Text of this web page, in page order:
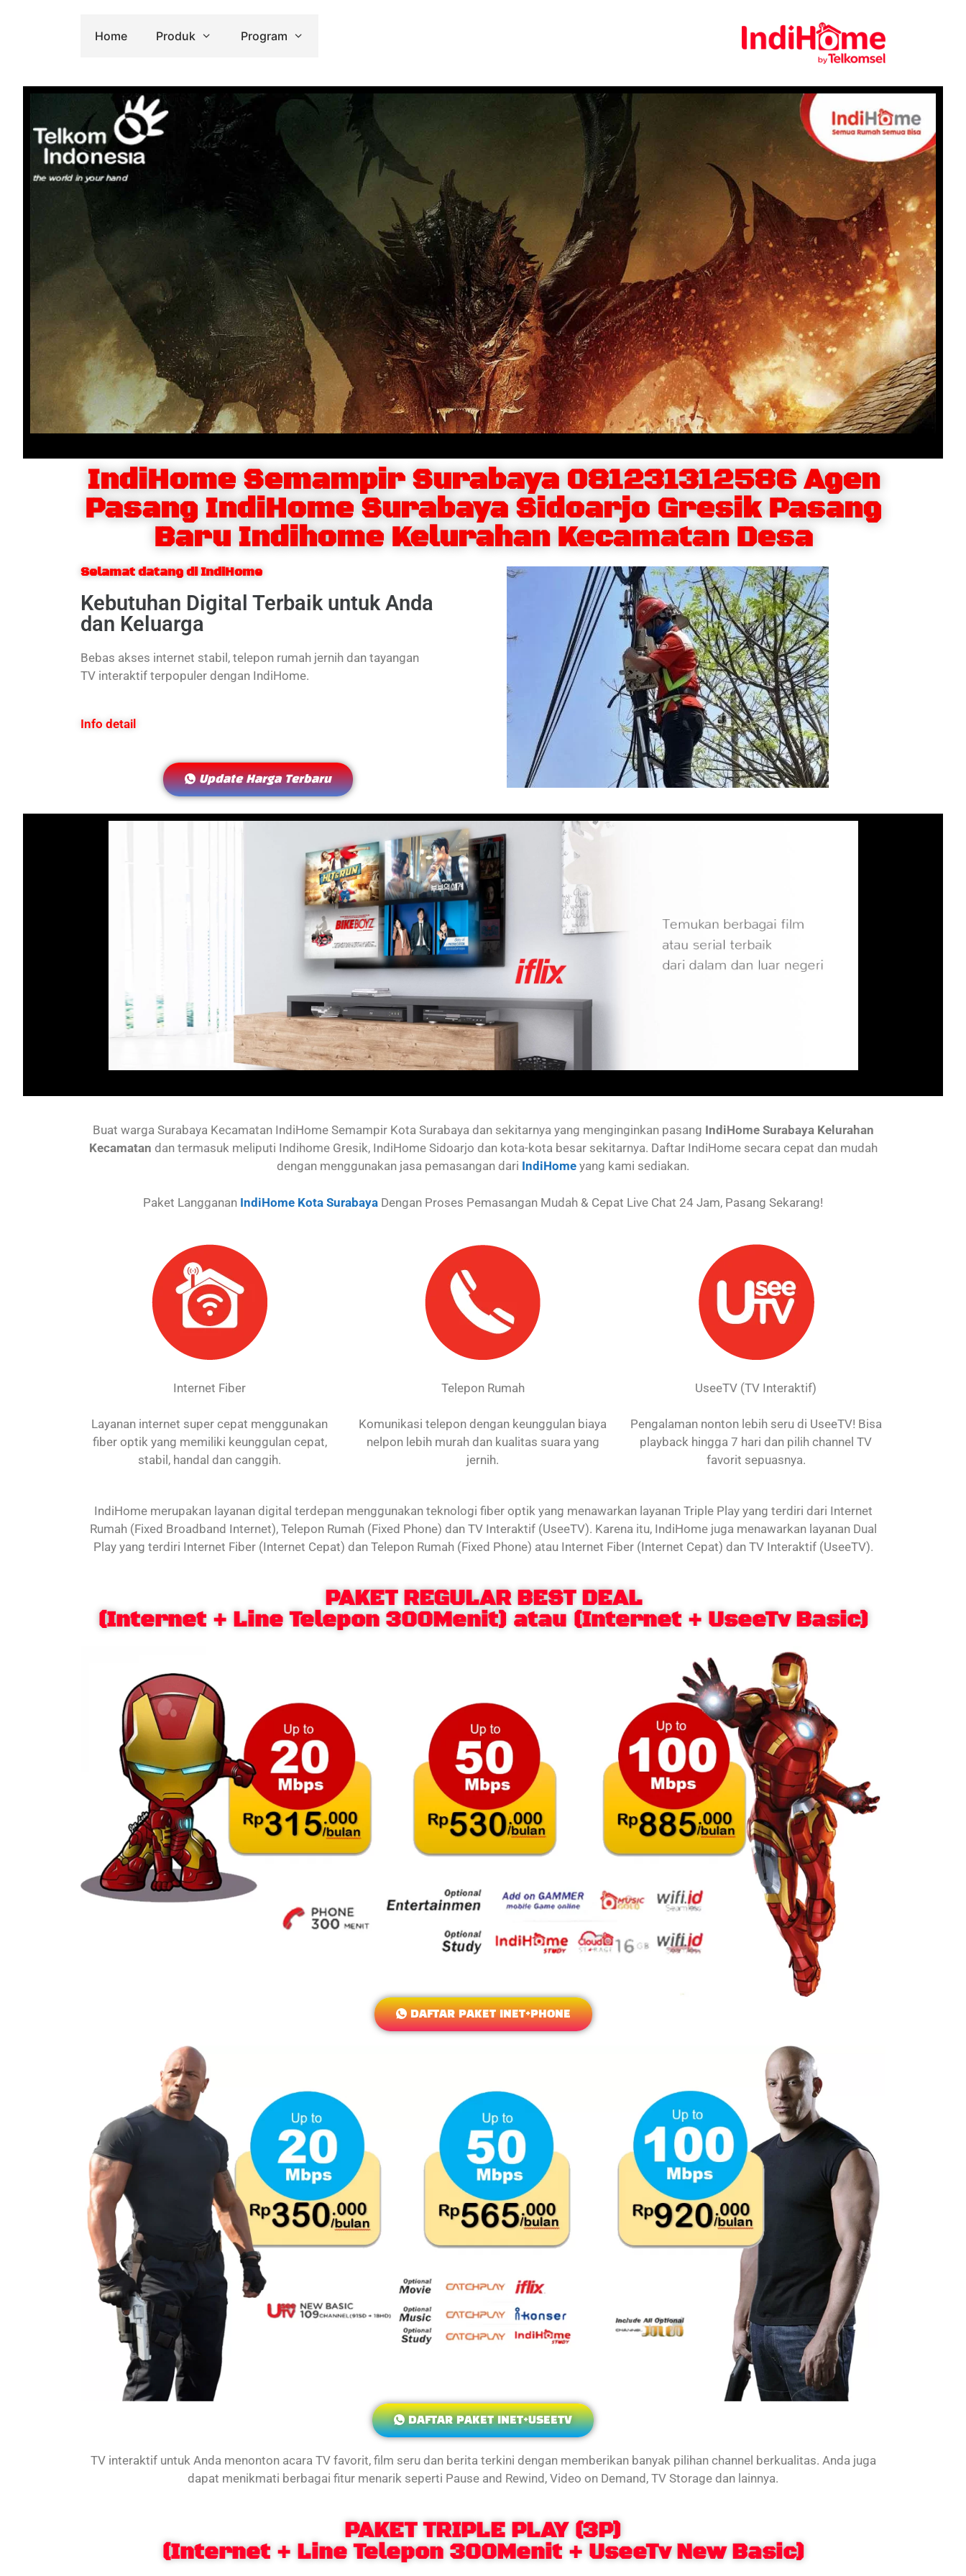
Home Produk Program
IndiHome Semampir Surabaya 081231312586 Agen
Pasang IndiHome Surabaya Sidoarjo Gresik Pasang
Baru Indihome Kelurahan Kecamatan Desa
Selamat datang di IndiHome
Kebutuhan Digital Terbaik untuk Anda
dan Keluarga
Bebas akses internet stabil, telepon rumah jernih dan tayangan
TV interaktif terpopuler dengan IndiHome.
Info detail
Update Harga Terbaru
Buat warga Surabaya Kecamatan IndiHome Semampir Kota Surabaya dan sekitarnya yang menginginkan pasang IndiHome Surabaya Kelurahan
Kecamatan dan termasuk meliputi Indihome Gresik, IndiHome Sidoarjo dan kota-kota besar sekitarnya. Daftar IndiHome secara cepat dan mudah
dengan menggunakan jasa pemasangan dari IndiHome yang kami sediakan.
Paket Langganan IndiHome Kota Surabaya Dengan Proses Pemasangan Mudah & Cepat Live Chat 24 Jam, Pasang Sekarang!
Internet Fiber
Layanan internet super cepat menggunakan
fiber optik yang memiliki keunggulan cepat,
stabil, handal dan canggih.
Telepon Rumah
Komunikasi telepon dengan keunggulan biaya
nelpon lebih murah dan kualitas suara yang
jernih.
UseeTV (TV Interaktif)
Pengalaman nonton lebih seru di UseeTV! Bisa
playback hingga 7 hari dan pilih channel TV
favorit sepuasnya.
IndiHome merupakan layanan digital terdepan menggunakan teknologi fiber optik yang menawarkan layanan Triple Play yang terdiri dari Internet
Rumah (Fixed Broadband Internet), Telepon Rumah (Fixed Phone) dan TV Interaktif (UseeTV). Karena itu, IndiHome juga menawarkan layanan Dual
Play yang terdiri Internet Fiber (Internet Cepat) dan Telepon Rumah (Fixed Phone) atau Internet Fiber (Internet Cepat) dan TV Interaktif (UseeTV).
PAKET REGULAR BEST DEAL
(Internet + Line Telepon 300Menit) atau (Internet + UseeTv Basic)
DAFTAR PAKET INET+PHONE
DAFTAR PAKET INET+USEETV
TV interaktif untuk Anda menonton acara TV favorit, film seru dan berita terkini dengan memberikan banyak pilihan channel berkualitas. Anda juga
dapat menikmati berbagai fitur menarik seperti Pause and Rewind, Video on Demand, TV Storage dan lainnya.
PAKET TRIPLE PLAY (3P)
(Internet + Line Telepon 300Menit + UseeTv New Basic)